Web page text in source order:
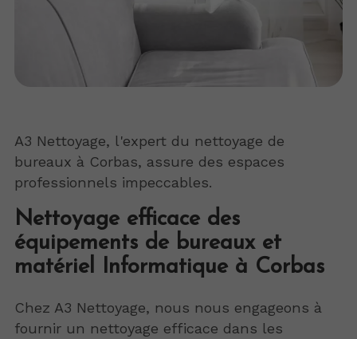
A3 Nettoyage, l'expert du nettoyage de
bureaux à Corbas, assure des espaces
professionnels impeccables.
Nettoyage efficace des
équipements de bureaux et
matériel Informatique à Corbas
Chez A3 Nettoyage, nous nous engageons à
fournir un nettoyage efficace dans les